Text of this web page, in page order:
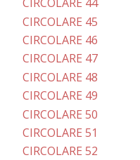
CIRCOLARE 45
CIRCOLARE 46
CIRCOLARE 47
CIRCOLARE 48
CIRCOLARE 49
CIRCOLARE 50
CIRCOLARE 51
CIRCOLARE 52